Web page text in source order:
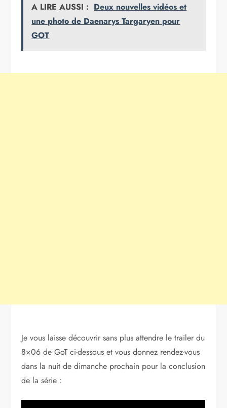
A LIRE AUSSI : Deux nouvelles vidéos et
une photo de Daenarys Targaryen pour
GOT
Je vous laisse découvrir sans plus attendre le trailer du
8×06 de GoT ci-dessous et vous donnez rendez-vous
dans la nuit de dimanche prochain pour la conclusion
de la série :